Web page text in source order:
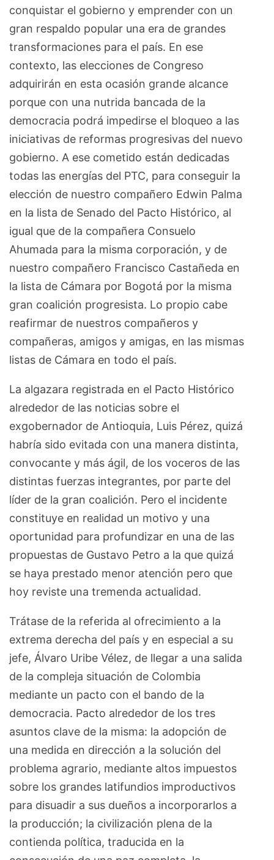
conquistar el gobierno y emprender con un
gran respaldo popular una era de grandes
transformaciones para el país. En ese
contexto, las elecciones de Congreso
adquirirán en esta ocasión grande alcance
porque con una nutrida bancada de la
democracia podrá impedirse el bloqueo a las
iniciativas de reformas progresivas del nuevo
gobierno. A ese cometido están dedicadas
todas las energías del PTC, para conseguir la
elección de nuestro compañero Edwin Palma
en la lista de Senado del Pacto Histórico, al
igual que de la compañera Consuelo
Ahumada para la misma corporación, y de
nuestro compañero Francisco Castañeda en
la lista de Cámara por Bogotá por la misma
gran coalición progresista. Lo propio cabe
reafirmar de nuestros compañeros y
compañeras, amigos y amigas, en las mismas
listas de Cámara en todo el país.
La algazara registrada en el Pacto Histórico
alrededor de las noticias sobre el
exgobernador de Antioquia, Luis Pérez, quizá
habría sido evitada con una manera distinta,
convocante y más ágil, de los voceros de las
distintas fuerzas integrantes, por parte del
líder de la gran coalición. Pero el incidente
constituye en realidad un motivo y una
oportunidad para profundizar en una de las
propuestas de Gustavo Petro a la que quizá
se haya prestado menor atención pero que
hoy reviste una tremenda actualidad.
Trátase de la referida al ofrecimiento a la
extrema derecha del país y en especial a su
jefe, Álvaro Uribe Vélez, de llegar a una salida
de la compleja situación de Colombia
mediante un pacto con el bando de la
democracia. Pacto alrededor de los tres
asuntos clave de la misma: la adopción de
una medida en dirección a la solución del
problema agrario, mediante altos impuestos
sobre los grandes latifundios improductivos
para disuadir a sus dueños a incorporarlos a
la producción; la civilización plena de la
contienda política, traducida en la